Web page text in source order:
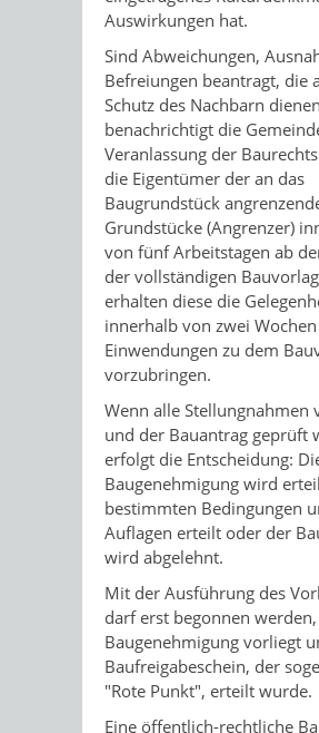
Auswirkungen hat.
Sind Abweichungen,
Befreiungen beantragt, die
Schutz des Nachbarn
benachrichtigt die
Veranlassung der
die Eigentümer der an das
Baugrundstück
Grundstücke (Angrenzer)
von fünf Arbeitstagen ab
der vollständigen
erhalten diese die
innerhalb von zwei Wochen
Einwendungen zu dem
vorzubringen.
Wenn alle Stellungnahmen
und der Bauantrag geprüft
erfolgt die Entscheidung:
Baugenehmigung wird
bestimmten Bedingungen
Auflagen erteilt oder der
wird abgelehnt.
Mit der Ausführung des
darf erst begonnen
Baugenehmigung vorliegt
Baufreigabeschein, der
"Rote Punkt", erteilt wurde.
Eine öffentlich-rechtliche